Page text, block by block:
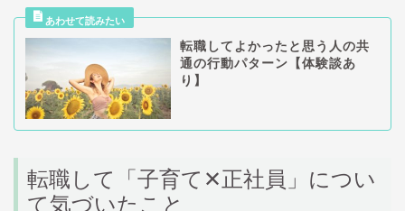
転職してよかったと思う人の共
通の行動パターン【体験談あ
り】
転職して「子育て✕正社員」につい
て気づいたこと